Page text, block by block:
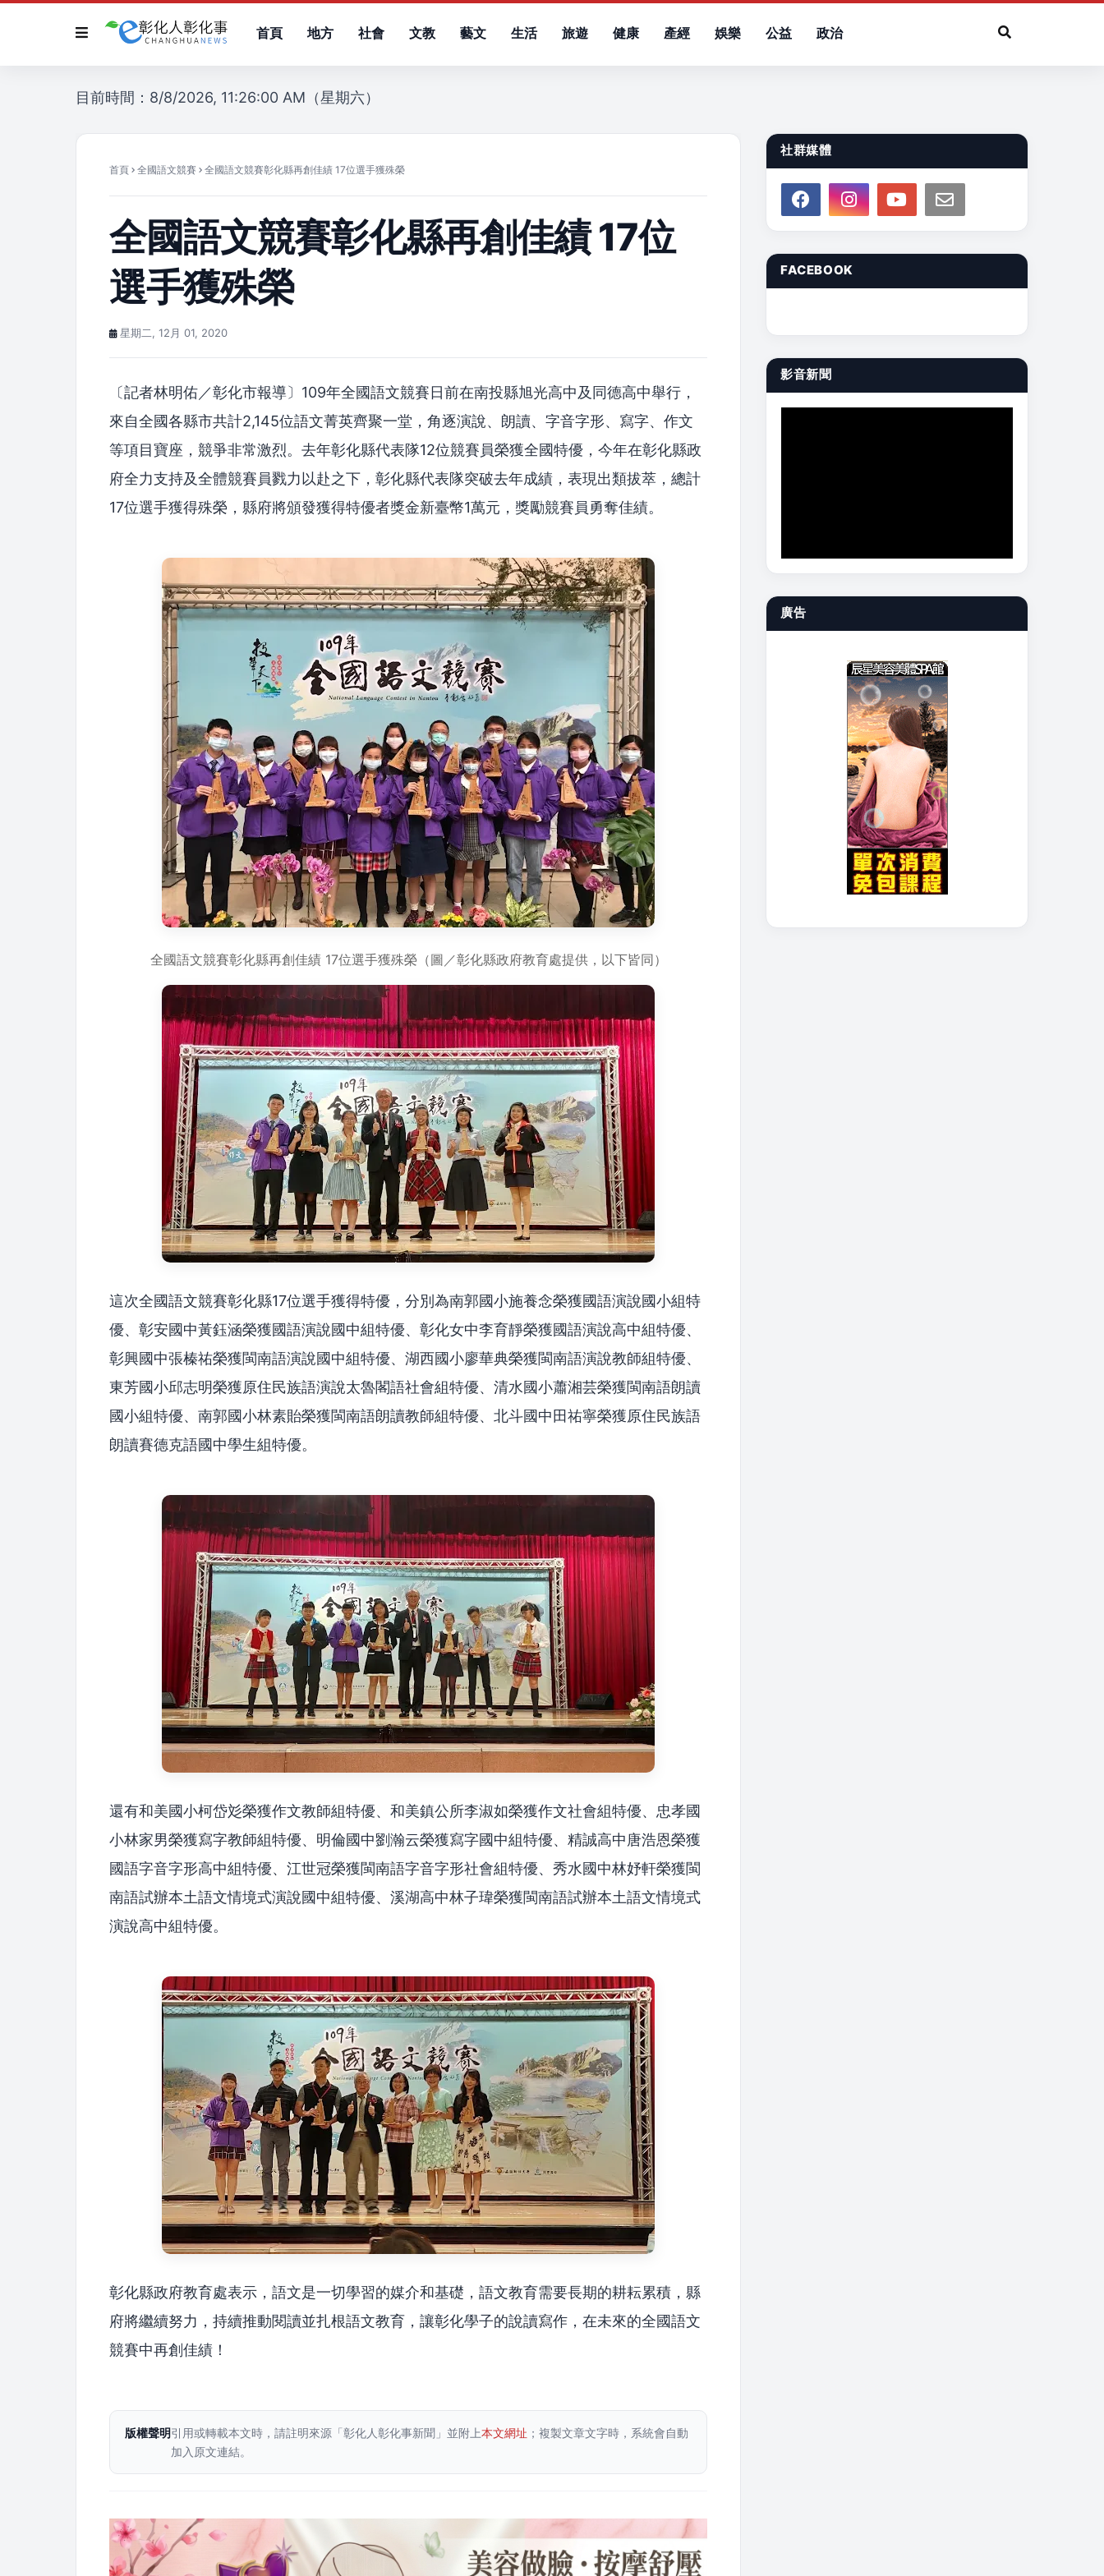
首頁 地方 社會 文教 藝文 生活 旅遊 健康 產經 娛樂 公益 政治
目前時間：8/8/2026, 11:26:00 AM（星期六）
首頁 全國語文競賽 全國語文競賽彰化縣再創佳績 17位選手獲殊榮
全國語文競賽彰化縣再創佳績 17位
選手獲殊榮
星期二, 12月 01, 2020
〔記者林明佑／彰化市報導〕109年全國語文競賽日前在南投縣旭光高中及同德高中舉行，
來自全國各縣市共計2,145位語文菁英齊聚一堂，角逐演說、朗讀、字音字形、寫字、作文
等項目寶座，競爭非常激烈。去年彰化縣代表隊12位競賽員榮獲全國特優，今年在彰化縣政
府全力支持及全體競賽員戮力以赴之下，彰化縣代表隊突破去年成績，表現出類拔萃，總計
17位選手獲得殊榮，縣府將頒發獲得特優者獎金新臺幣1萬元，獎勵競賽員勇奪佳績。
全國語文競賽彰化縣再創佳績 17位選手獲殊榮（圖／彰化縣政府教育處提供，以下皆同）
這次全國語文競賽彰化縣17位選手獲得特優，分別為南郭國小施養念榮獲國語演說國小組特
優、彰安國中黃鈺涵榮獲國語演說國中組特優、彰化女中李育靜榮獲國語演說高中組特優、
彰興國中張榛祐榮獲閩南語演說國中組特優、湖西國小廖華典榮獲閩南語演說教師組特優、
東芳國小邱志明榮獲原住民族語演說太魯閣語社會組特優、清水國小蕭湘芸榮獲閩南語朗讀
國小組特優、南郭國小林素貽榮獲閩南語朗讀教師組特優、北斗國中田祐寧榮獲原住民族語
朗讀賽德克語國中學生組特優。
還有和美國小柯岱彣榮獲作文教師組特優、和美鎮公所李淑如榮獲作文社會組特優、忠孝國
小林家男榮獲寫字教師組特優、明倫國中劉瀚云榮獲寫字國中組特優、精誠高中唐浩恩榮獲
國語字音字形高中組特優、江世冠榮獲閩南語字音字形社會組特優、秀水國中林妤軒榮獲閩
南語試辦本土語文情境式演說國中組特優、溪湖高中林子瑋榮獲閩南語試辦本土語文情境式
演說高中組特優。
彰化縣政府教育處表示，語文是一切學習的媒介和基礎，語文教育需要長期的耕耘累積，縣
府將繼續努力，持續推動閱讀並扎根語文教育，讓彰化學子的說讀寫作，在未來的全國語文
競賽中再創佳績！
版權聲明引用或轉載本文時，請註明來源「彰化人彰化事新聞」並附上本文網址 ；複製文章文字時，系統會自動
加入原文連結。
社群媒體
FACEBOOK
影音新聞
廣告